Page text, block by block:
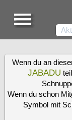
Wenn du an
JABADU
Wenn du schon
Symbol mit